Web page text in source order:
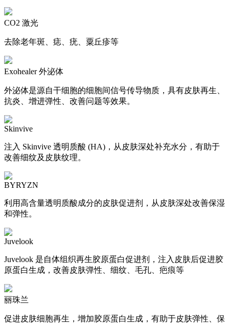
CO2 激光
去除老年斑、痣、疣、粟丘疹等
Exohealer 外泌体
外泌体是源自干细胞的细胞间信号传导物质，具有皮肤再生、
抗炎、增进弹性、改善问题等效果。
Skinvive
注入 Skinvive 透明质酸 (HA)，从皮肤深处补充水分，有助于
改善细纹及皮肤纹理。
BYRYZN
利用高含量透明质酸成分的皮肤促进剂，从皮肤深处改善保湿
和弹性。
Juvelook
Juvelook 是自体组织再生胶原蛋白促进剂，注入皮肤后促进胶
原蛋白生成，改善皮肤弹性、细纹、毛孔、疤痕等
丽珠兰
促进皮肤细胞再生，增加胶原蛋白生成，有助于皮肤弹性、保